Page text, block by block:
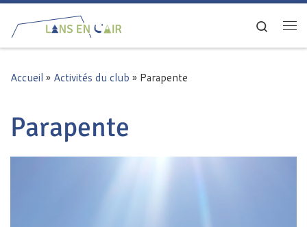
Passer au contenu Search
Accueil » Activités du club » Parapente
Parapente